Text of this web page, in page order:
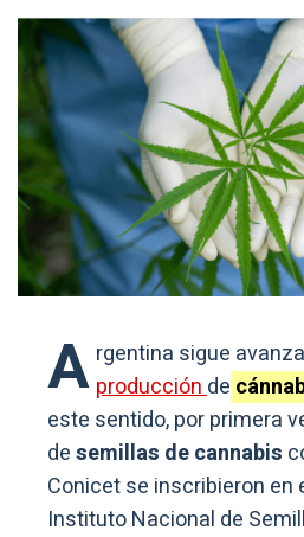
A rgentina sigue
producciónde
este sentido, por primera
desemillas de cannabis
Conicet se inscribieron en
Instituto Nacional de